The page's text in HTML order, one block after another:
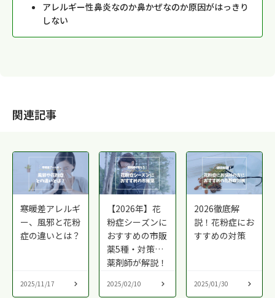
アレルギー性鼻炎なのか鼻かぜなのか原因がはっきり
しない
関連記事
寒暖差アレルギ
ー、風邪と花粉
症の違いとは？
2025/11/17
【2026年】花
粉症シーズンに
おすすめの市販
薬5種・対策を
薬剤師が解説！
2025/02/10
2026徹底解
説！花粉症にお
すすめの対策
2025/01/30